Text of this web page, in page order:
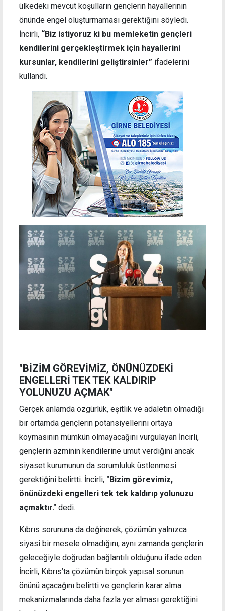
ülkedeki mevcut koşulların gençlerin hayallerinin
önünde engel oluşturmaması gerektiğini söyledi.
İncirli, “Biz istiyoruz ki bu memleketin gençleri
kendilerini gerçekleştirmek için hayallerini
kursunlar, kendilerini geliştirsinler” ifadelerini
kullandı.
"BİZİM GÖREVİMİZ, ÖNÜNÜZDEKİ
ENGELLERİ TEK TEK KALDIRIP
YOLUNUZU AÇMAK"
Gerçek anlamda özgürlük, eşitlik ve adaletin olmadığı
bir ortamda gençlerin potansiyellerini ortaya
koymasının mümkün olmayacağını vurgulayan İncirli,
gençlerin azminin kendilerine umut verdiğini ancak
siyaset kurumunun da sorumluluk üstlenmesi
gerektiğini belirtti. İncirli, "Bizim görevimiz,
önünüzdeki engelleri tek tek kaldırıp yolunuzu
açmaktır." dedi.
Kıbrıs sorununa da değinerek, çözümün yalnızca
siyasi bir mesele olmadığını, aynı zamanda gençlerin
geleceğiyle doğrudan bağlantılı olduğunu ifade eden
İncirli, Kıbrıs’ta çözümün birçok yapısal sorunun
önünü açacağını belirtti ve gençlerin karar alma
mekanizmalarında daha fazla yer alması gerektiğini